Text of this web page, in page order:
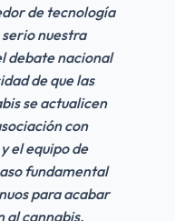
de tecnología
nuestra
debate nacional
de que las
se actualicen
con
el equipo de
fundamental
para acabar
al cannabis,